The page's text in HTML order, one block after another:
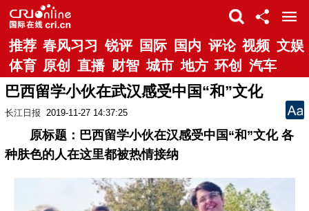
推荐 春风习习 锐评 国际 国内 评论 视频 文娱
体育 原创 直播 财智 城市 地方 环创 汽车
巴西留学小伙在武汉感受中国“和”文化
长江日报 2019-11-27 14:37:25
原标题：巴西留学小伙在汉感受中国“和”文化 各
种肤色的人在这里都被热情接纳